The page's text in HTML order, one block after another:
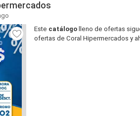
Este catálogo lleno de ofertas
ofertas de Coral Hipermercados y